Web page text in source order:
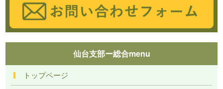
仙台支部ー総合menu
トップページ